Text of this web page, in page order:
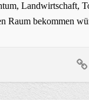
Landwirtschaft,
Raum bekommen